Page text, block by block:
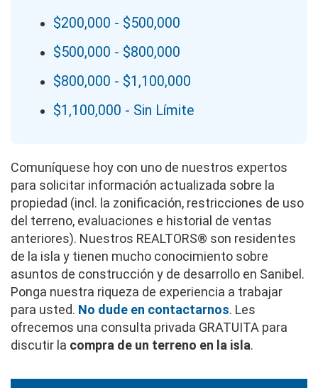
$200,000 - $500,000
$500,000 - $800,000
$800,000 - $1,100,000
$1,100,000 - Sin Límite
Comuníquese hoy con uno de nuestros expertos
para solicitar información actualizada sobre la
propiedad (incl. la zonificación, restricciones de uso
del terreno, evaluaciones e historial de ventas
anteriores). Nuestros REALTORS® son residentes
de la isla y tienen mucho conocimiento sobre
asuntos de construcción y de desarrollo en Sanibel.
Ponga nuestra riqueza de experiencia a trabajar
para usted. No dude en contactarnos. Les
ofrecemos una consulta privada GRATUITA para
discutir la compra de un terreno en la isla.